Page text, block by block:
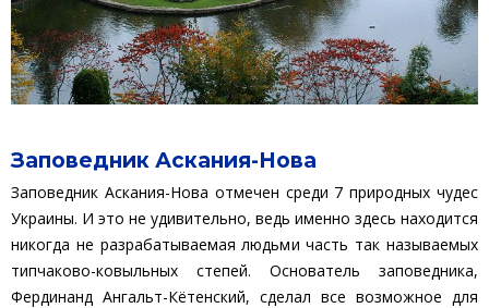
Заповедник Аскания-Нова
Заповедник Аскания-Нова отмечен среди 7 природных чудес
Украины. И это не удивительно, ведь именно здесь находится
никогда не разрабатываемая людьми часть так называемых
типчаково-ковыльных степей. Основатель заповедника,
Фердинанд Ангальт-Кётенский, сделал все возможное для